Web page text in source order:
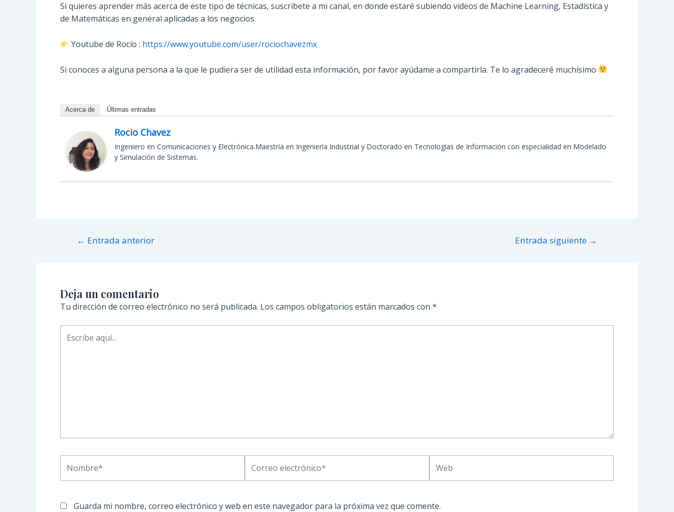
Si quieres aprender más acerca de este tipo de técnicas, suscríbete a mi canal, en donde estaré subiendo videos de Machine Learning, Estadística y
de Matemáticas en general aplicadas a los negocios.
Youtube de Rocío : https://www.youtube.com/user/rociochavezmx
Si conoces a alguna persona a la que le pudiera ser de utilidad esta información, por favor ayúdame a compartirla. Te lo agradeceré muchísimo
Acerca de Últimas entradas
Rocio Chavez
Ingeniero en Comunicaciones y Electrónica.Maestría en Ingeniería Industrial y Doctorado en Tecnologías de Información con especialidad en Modelado
y Simulación de Sistemas.
← Entrada anterior Entrada siguiente →
Deja un comentario
Tu dirección de correo electrónico no será publicada. Los campos obligatorios están marcados con *
aquí...
electrónico*
Guarda mi nombre, correo electrónico y web en este navegador para la próxima vez que comente.